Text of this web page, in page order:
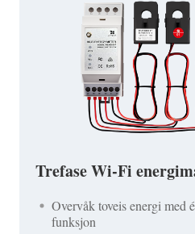
Trefase Wi-Fi
Overvåk toveis energi med
funksjon